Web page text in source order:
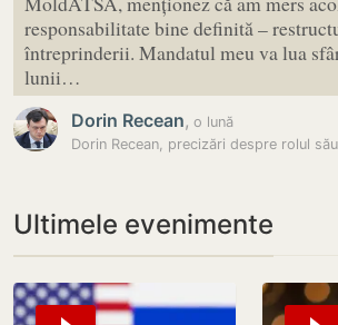
responsabilitate bine definită –
întreprinderii. Mandatul meu va lua
lunii…
Dorin Recean, o lună
Ultimele evenimente